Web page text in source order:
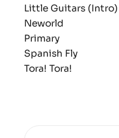
Little Guitars (Intro)
Neworld
Primary
Spanish Fly
Tora! Tora!